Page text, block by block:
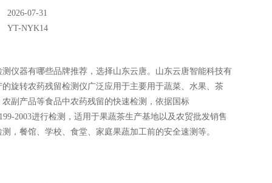
2026-07-31
YT-NYK14
测仪器有哪些品牌推荐，选择山东云唐。山东云唐智能科技有
的旋转农药残留检测仪广泛应用于主要用于蔬菜、水果、茶
农副产品等食品中农药残留的快速检测，依据国标
2003进行检测，适用于果蔬茶生产基地以及农贸批发销售
，餐馆、学校、食堂、家庭果蔬加工前的安全速测等。